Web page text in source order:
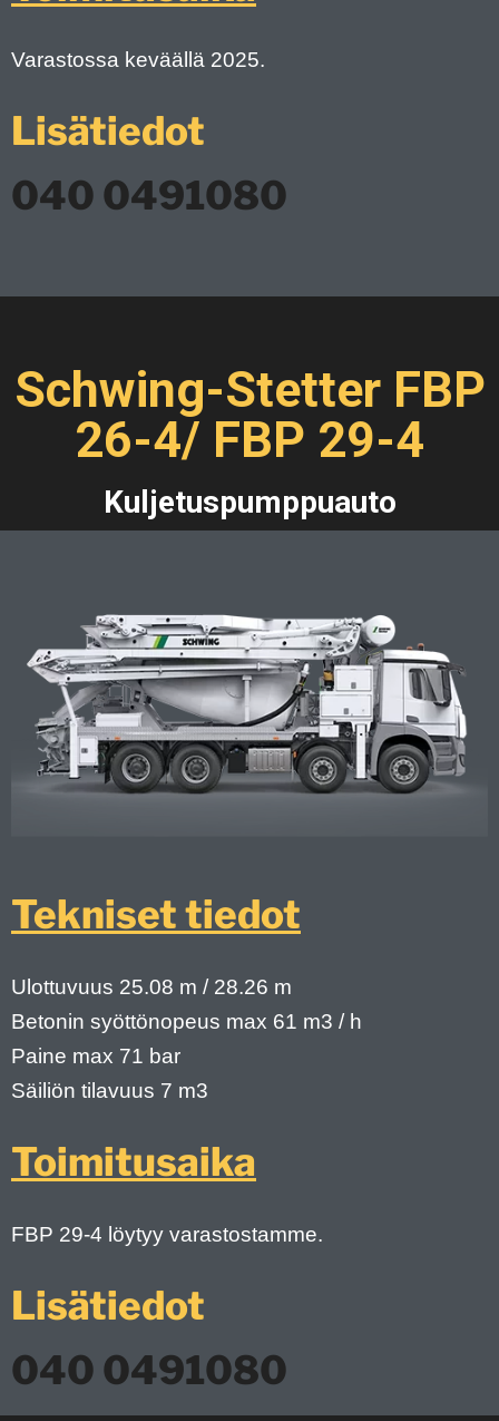
Varastossa keväällä 2025.
Lisätiedot
040 0491080
Schwing-Stetter FBP
26-4/ FBP 29-4
Kuljetuspumppuauto
Tekniset tiedot
Ulottuvuus 25.08 m / 28.26 m
Betonin syöttönopeus max 61 m3 / h
Paine max 71 bar
Säiliön tilavuus 7 m3
Toimitusaika
FBP 29-4 löytyy varastostamme.
Lisätiedot
040 0491080